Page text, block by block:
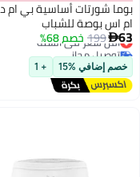
بوما شورتات أساسية بي ام
ام اس بوصة للشباب
63
199 خصم 68%
أقل سعر في السنة
توصيل مجاني
أقل سعر في السنة
خصم إضافي %15 + 1